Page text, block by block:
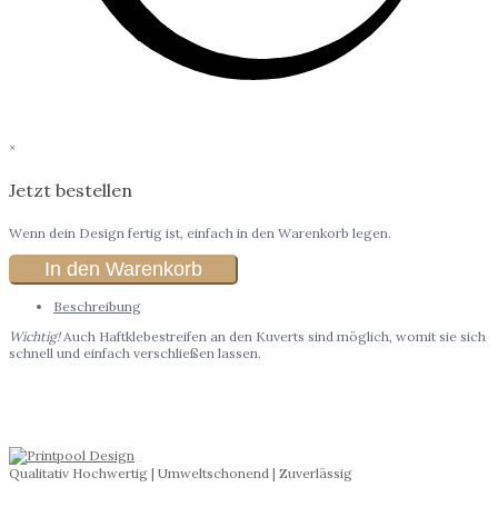
×
Jetzt bestellen
Wenn dein Design fertig ist, einfach in den Warenkorb legen.
In den Warenkorb
Beschreibung
Wichtig!Auch Haftklebestreifen an den Kuverts sind möglich, womit sie sich
schnell und einfach verschließen lassen.
Qualitativ Hochwertig | Umweltschonend | Zuverlässig